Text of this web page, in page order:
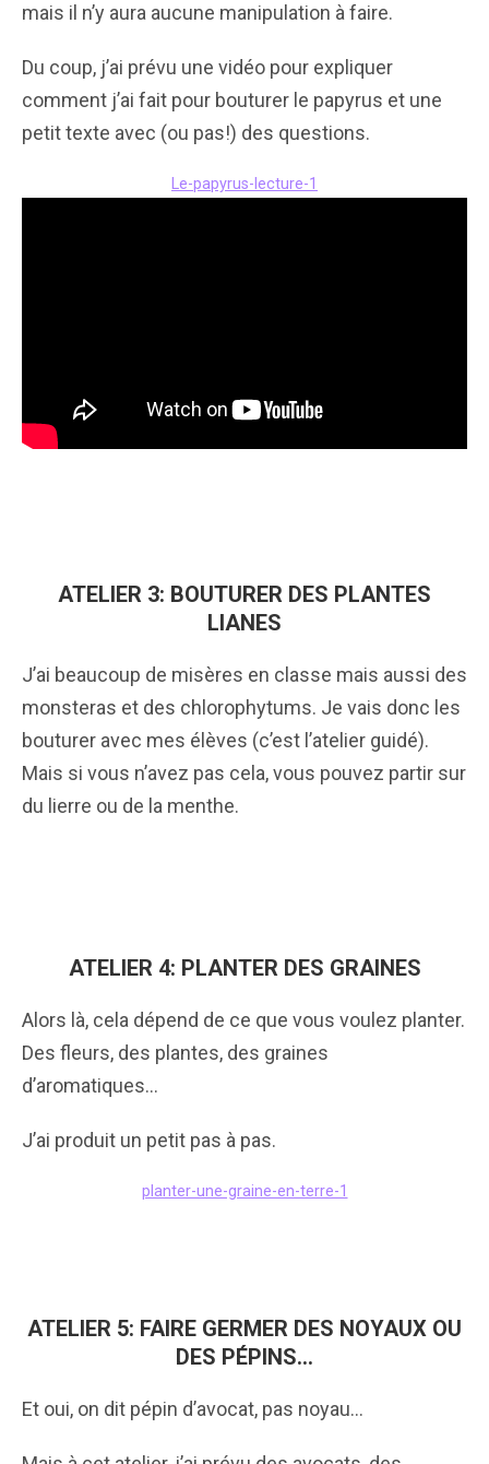
mais il n’y aura aucune manipulation à faire.
Du coup, j’ai prévu une vidéo pour expliquer
comment j’ai fait pour bouturer le papyrus et une
petit texte avec (ou pas!) des questions.
Le-papyrus-lecture-1
ATELIER 3: BOUTURER DES PLANTES
LIANES
J’ai beaucoup de misères en classe mais aussi des
monsteras et des chlorophytums. Je vais donc les
bouturer avec mes élèves (c’est l’atelier guidé).
Mais si vous n’avez pas cela, vous pouvez partir sur
du lierre ou de la menthe.
ATELIER 4: PLANTER DES GRAINES
Alors là, cela dépend de ce que vous voulez planter.
Des fleurs, des plantes, des graines
d’aromatiques…
J’ai produit un petit pas à pas.
planter-une-graine-en-terre-1
ATELIER 5: FAIRE GERMER DES NOYAUX OU
DES PÉPINS…
Et oui, on dit pépin d’avocat, pas noyau…